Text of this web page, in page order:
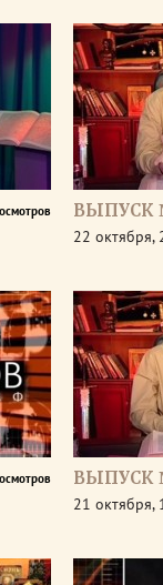
ВЫПУСК
22 октября,
ВЫПУСК
21 октября,